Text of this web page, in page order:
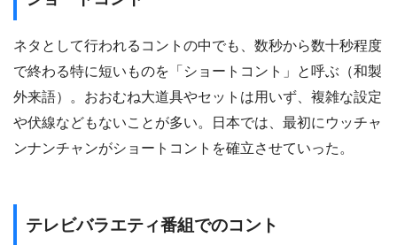
ネタとして行われるコントの中でも、数秒から数十秒程度
で終わる特に短いものを「ショートコント」と呼ぶ（和製
外来語）。おおむね大道具やセットは用いず、複雑な設定
や伏線などもないことが多い。日本では、最初にウッチャ
ンナンチャンがショートコントを確立させていった。
テレビバラエティ番組でのコント